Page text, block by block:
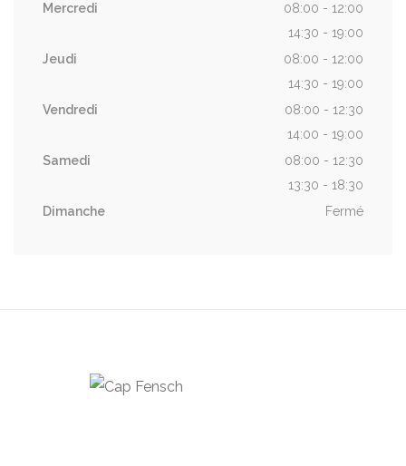
Mercredi
08:00 - 12:00
14:30 - 19:00
Jeudi
08:00 - 12:00
14:30 - 19:00
Vendredi
08:00 - 12:30
14:00 - 19:00
Samedi
08:00 - 12:30
13:30 - 18:30
Dimanche
Fermé